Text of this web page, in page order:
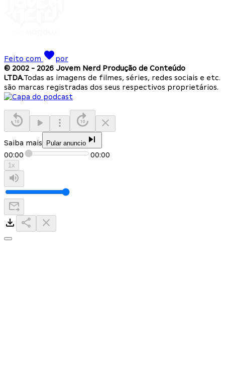
Feito com
por
© 2002 - 2026 Jovem Nerd Produção de Conteúdo
LTDA.Todas as imagens de filmes, séries, redes sociais e etc.
são marcas registradas dos seus respectivos proprietários.
Saiba mais Pular anuncio
00:00 00:00
1x